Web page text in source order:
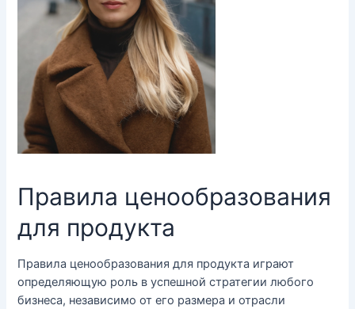
Правила ценообразования
для продукта
Правила ценообразования для продукта играют
определяющую роль в успешной стратегии любого
бизнеса, независимо от его размера и отрасли